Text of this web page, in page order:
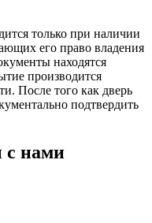
только при наличии
его право владения
находятся
производится
После того как дверь
подтвердить
с нами